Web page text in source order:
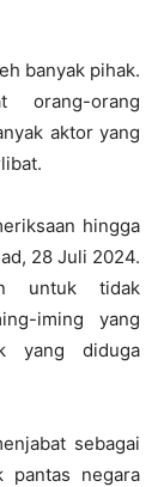
banyak pihak.
orang-orang
aktor yang
hingga
28 Juli 2024.
untuk tidak
iming yang
yang diduga
sebagai
pantas negara